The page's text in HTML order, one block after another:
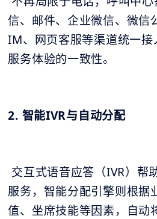
信、邮件、企业微信、微信
IM、网页客服等渠道统一接
服务体验的一致性。
2. 智能IVR与自动分配
交互式语音应答（IVR）帮
服务，智能分配引擎则根据
值、坐席技能等因素，自动